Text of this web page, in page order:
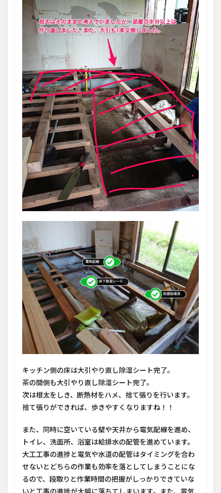
キッチン側の床は大引やり直し除湿シート完了。
茶の間側も大引やり直し除湿シート完了。
次は根太をしき、断熱材をハメ、捨て張りを行います。
捨て張りができれば、歩きやすくなりますね！！
また、同時に空いている壁や天井から電気配線を進め、
トイレ、洗面所、浴室は給排水の配管を進めています。
大工工事の進捗と電気や水道の配管はタイミングを合わ
せないとどちらの作業も効率を落としてしまうことにな
るので、段取りと作業時間の把握がしっかりできていな
いと工事の進捗が大幅に落ちてしまいます。また、電気